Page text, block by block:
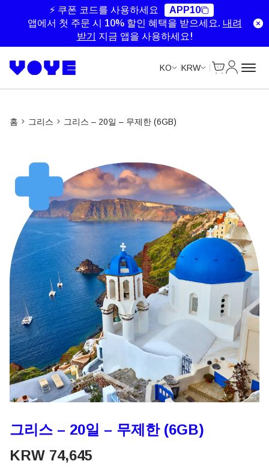
⚡ 쿠폰 코드를 사용하세요
APP10
앱에서 첫 주문 시 10% 할인 혜택을 받으세요. 내려
받기
지금 앱을 사용하세요!
KO KRW
홈 그리스 그리스 – 20일 – 무제한 (6GB)
그리스 – 20일 – 무제한 (6GB)
KRW 74,645
Unlimited Data
Unlimited Data
Unlimited Data